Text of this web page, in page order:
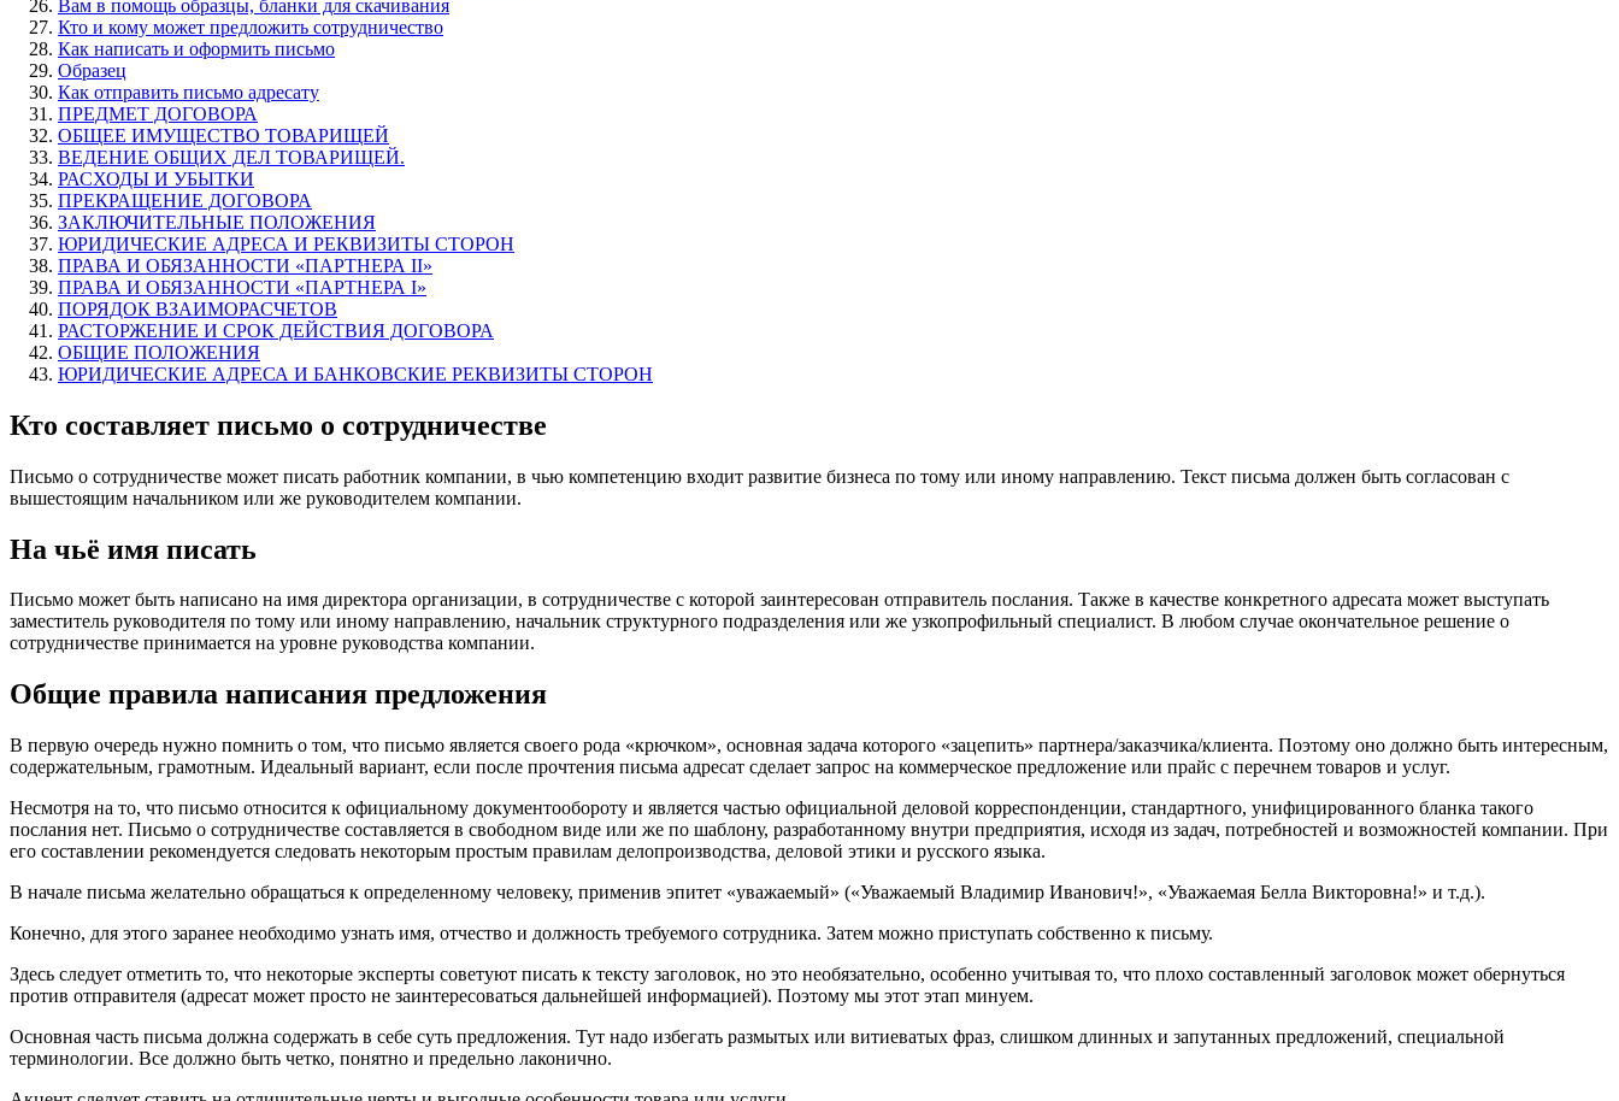
Вам в помощь образцы, бланки для скачивания
Кто и кому может предложить сотрудничество
Как написать и оформить письмо
Образец
Как отправить письмо адресату
ПРЕДМЕТ ДОГОВОРА
ОБЩЕЕ ИМУЩЕСТВО ТОВАРИЩЕЙ
ВЕДЕНИЕ ОБЩИХ ДЕЛ ТОВАРИЩЕЙ.
РАСХОДЫ И УБЫТКИ
ПРЕКРАЩЕНИЕ ДОГОВОРА
ЗАКЛЮЧИТЕЛЬНЫЕ ПОЛОЖЕНИЯ
ЮРИДИЧЕСКИЕ АДРЕСА И РЕКВИЗИТЫ СТОРОН
ПРАВА И ОБЯЗАННОСТИ «ПАРТНЕРА II»
ПРАВА И ОБЯЗАННОСТИ «ПАРТНЕРА I»
ПОРЯДОК ВЗАИМОРАСЧЕТОВ
РАСТОРЖЕНИЕ И СРОК ДЕЙСТВИЯ ДОГОВОРА
ОБЩИЕ ПОЛОЖЕНИЯ
ЮРИДИЧЕСКИЕ АДРЕСА И БАНКОВСКИЕ РЕКВИЗИТЫ СТОРОН
Кто составляет письмо о сотрудничестве
Письмо о сотрудничестве может писать работник компании, в чью компетенцию входит развитие бизнеса по тому или иному направлению. Текст письма должен быть согласован с
вышестоящим начальником или же руководителем компании.
На чьё имя писать
Письмо может быть написано на имя директора организации, в сотрудничестве с которой заинтересован отправитель послания. Также в качестве конкретного адресата может выступать
заместитель руководителя по тому или иному направлению, начальник структурного подразделения или же узкопрофильный специалист. В любом случае окончательное решение о
сотрудничестве принимается на уровне руководства компании.
Общие правила написания предложения
В первую очередь нужно помнить о том, что письмо является своего рода «крючком», основная задача которого «зацепить» партнера/заказчика/клиента. Поэтому оно должно быть интересным,
содержательным, грамотным. Идеальный вариант, если после прочтения письма адресат сделает запрос на коммерческое предложение или прайс с перечнем товаров и услуг.
Несмотря на то, что письмо относится к официальному документообороту и является частью официальной деловой корреспонденции, стандартного, унифицированного бланка такого
послания нет. Письмо о сотрудничестве составляется в свободном виде или же по шаблону, разработанному внутри предприятия, исходя из задач, потребностей и возможностей компании. При
его составлении рекомендуется следовать некоторым простым правилам делопроизводства, деловой этики и русского языка.
В начале письма желательно обращаться к определенному человеку, применив эпитет «уважаемый» («Уважаемый Владимир Иванович!», «Уважаемая Белла Викторовна!» и т.д.).
Конечно, для этого заранее необходимо узнать имя, отчество и должность требуемого сотрудника. Затем можно приступать собственно к письму.
Здесь следует отметить то, что некоторые эксперты советуют писать к тексту заголовок, но это необязательно, особенно учитывая то, что плохо составленный заголовок может обернуться
против отправителя (адресат может просто не заинтересоваться дальнейшей информацией). Поэтому мы этот этап минуем.
Основная часть письма должна содержать в себе суть предложения. Тут надо избегать размытых или витиеватых фраз, слишком длинных и запутанных предложений, специальной
терминологии. Все должно быть четко, понятно и предельно лаконично.